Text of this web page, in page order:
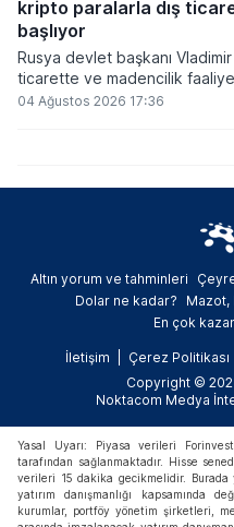
varlık olacağı vurguladı.
kripto paralarla dış
başlıyor
Rusya devlet başkanı Vladimir
ticarette ve madencilik
kripto varlıkların kullanımına
04 Ağustos 2026 17:36
Altın yorum ve tahminleri
Dolar ne kadar?
Mazot,
En çok
İletişim Çerez Politikası
Copyright ©
Noktacom Medya
Yasal Uyarı: Piyasa verileri
tarafından sağlanmaktadır. Hisse
verileri 15 dakika gecikmelidir.
yatırım danışmanlığı kapsamında
kurumlar, portföy yönetim şirketleri,